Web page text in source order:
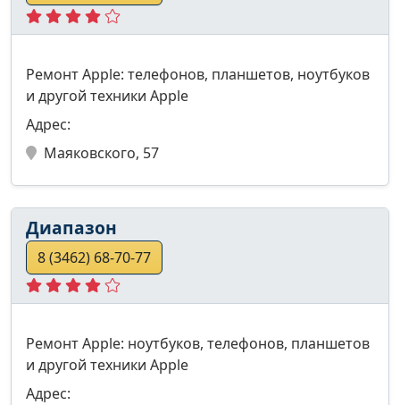
Ремонт Apple: телефонов, планшетов, ноутбуков
и другой техники Apple
Адрес:
Маяковского, 57
Диапазон
8 (3462) 68-70-77
Ремонт Apple: ноутбуков, телефонов, планшетов
и другой техники Apple
Адрес: